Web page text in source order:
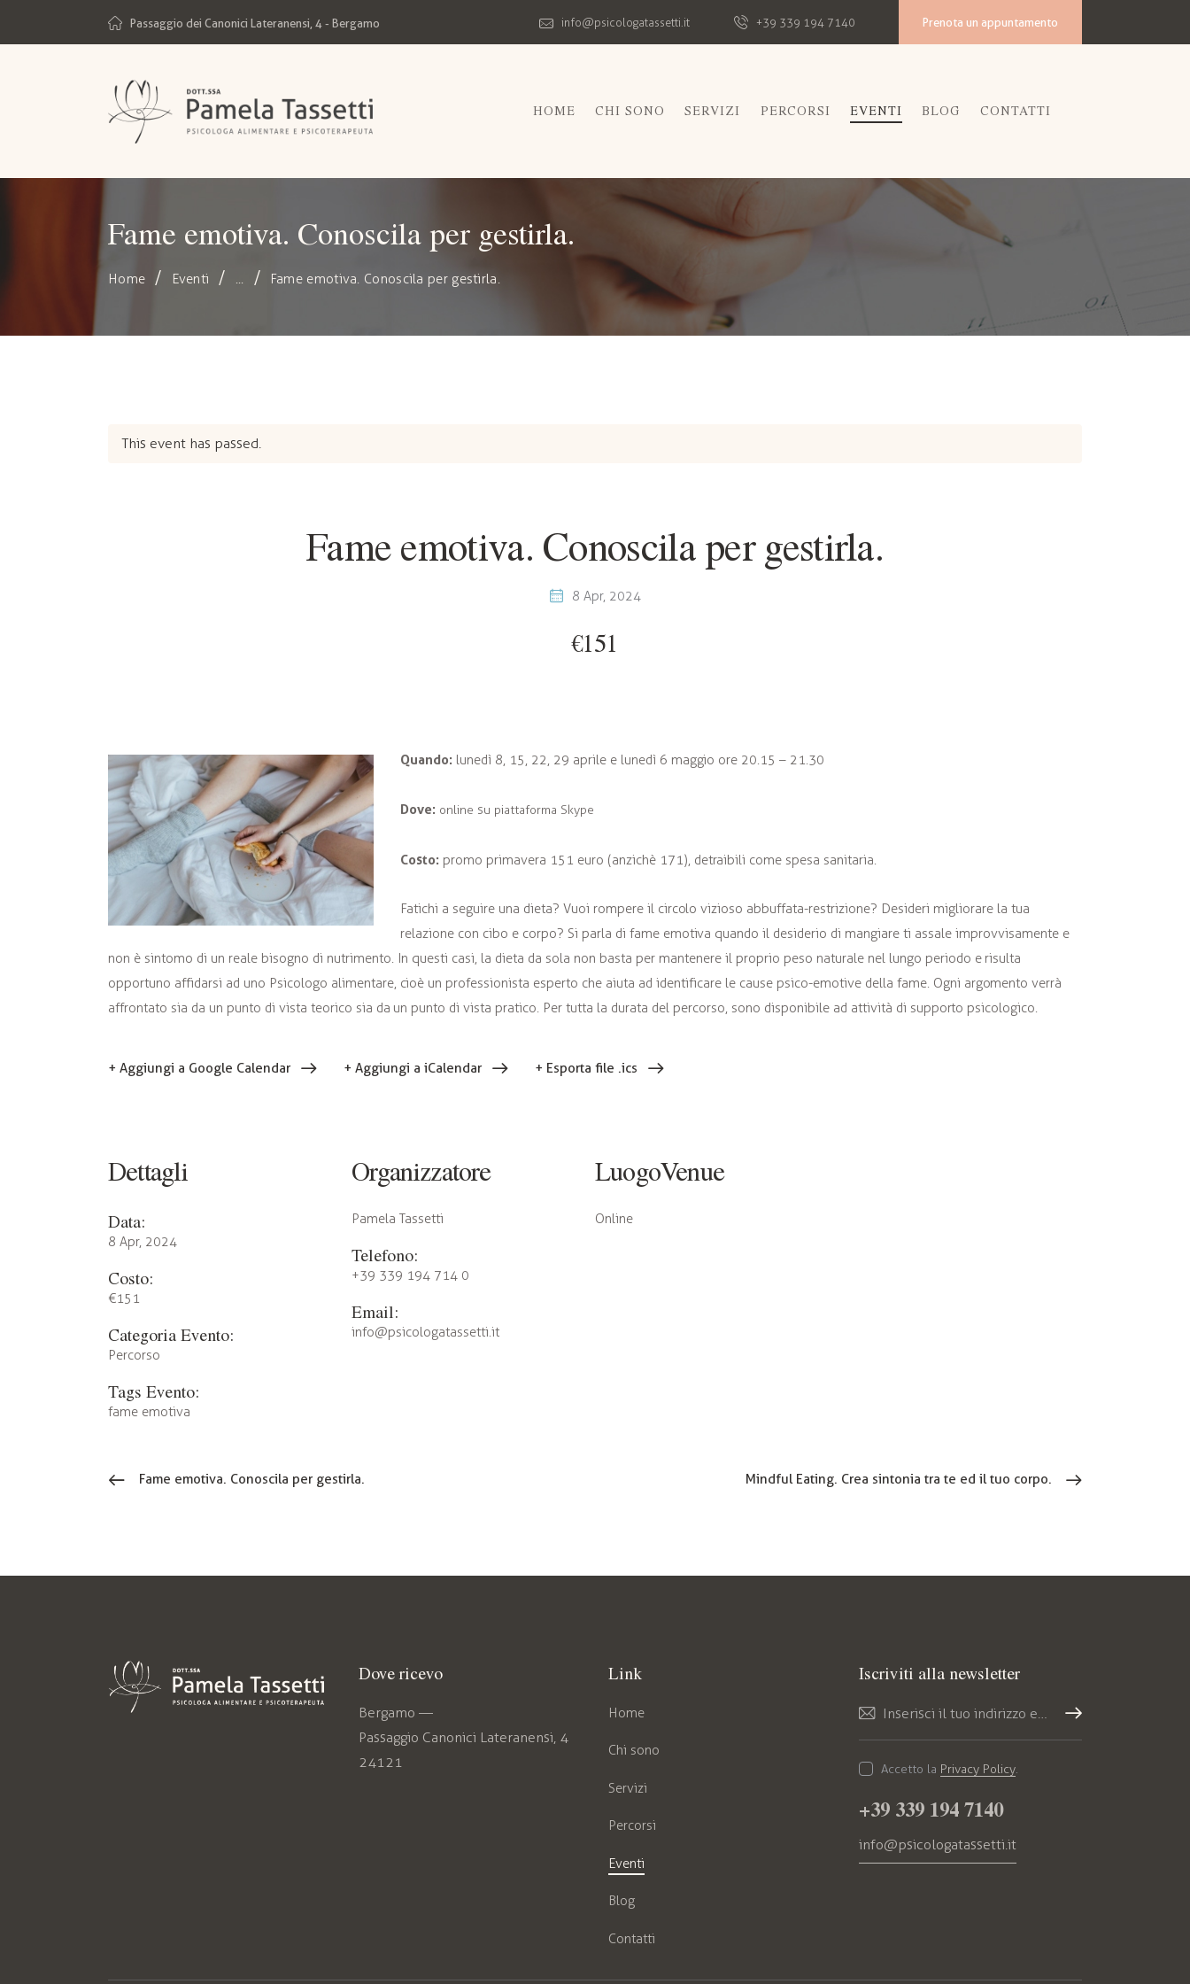
Passaggio dei Canonici Lateranensi, 4 - Bergamo info@psicologatassetti.it +39 339 194 7140 Prenota un appuntamento
HOME CHI SONO SERVIZI PERCORSI EVENTI BLOG CONTATTI
Fame emotiva. Conoscila per gestirla.
Home Eventi ... Fame emotiva. Conoscila per gestirla.
This event has passed.
Fame emotiva. Conoscila per gestirla.
8 Apr, 2024
€151
Quando: lunedì 8, 15, 22, 29 aprile e lunedì 6 maggio ore 20.15 – 21.30
Dove: online su piattaforma Skype
Costo: promo primavera 151 euro (anzichè 171), detraibili come spesa sanitaria.
Fatichi a seguire una dieta? Vuoi rompere il circolo vizioso abbuffata-restrizione? Desideri migliorare la tua
relazione con cibo e corpo? Si parla di fame emotiva quando il desiderio di mangiare ti assale improvvisamente e
non è sintomo di un reale bisogno di nutrimento. In questi casi, la dieta da sola non basta per mantenere il proprio peso naturale nel lungo periodo e risulta
opportuno affidarsi ad uno Psicologo alimentare, cioè un professionista esperto che aiuta ad identificare le cause psico-emotive della fame. Ogni argomento verrà
affrontato sia da un punto di vista teorico sia da un punto di vista pratico. Per tutta la durata del percorso, sono disponibile ad attività di supporto psicologico.
+ Aggiungi a Google Calendar + Aggiungi a iCalendar + Esporta file .ics
Dettagli
Data:
8 Apr, 2024
Costo:
€151
Categoria Evento:
Percorso
Tags Evento:
fame emotiva
Organizzatore
Pamela Tassetti
Telefono:
+39 339 194 714 0
Email:
info@psicologatassetti.it
LuogoVenue
Online
Fame emotiva. Conoscila per gestirla. Mindful Eating. Crea sintonia tra te ed il tuo corpo.
Dove ricevo
Bergamo —
Passaggio Canonici Lateranensi, 4
24121
Link
Home
Chi sono
Servizi
Percorsi
Eventi
Blog
Contatti
Iscriviti alla newsletter
Iscriv
Accetto la Privacy Policy.
+39 339 194 7140
info@psicologatassetti.it